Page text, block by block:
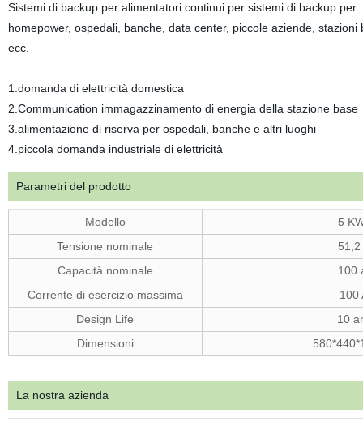
Sistemi di backup per alimentatori continui per sistemi di backup per
homepower, ospedali, banche, data center, piccole aziende, stazioni
ecc.
1.domanda di elettricità domestica
2.Communication immagazzinamento di energia della stazione base
3.alimentazione di riserva per ospedali, banche e altri luoghi
4.piccola domanda industriale di elettricità
Parametri del prodotto
Modello
5
Tensione nominale
51,2
Capacità nominale
100
Corrente di esercizio massima
100
Design Life
10
Dimensioni
La nostra azienda